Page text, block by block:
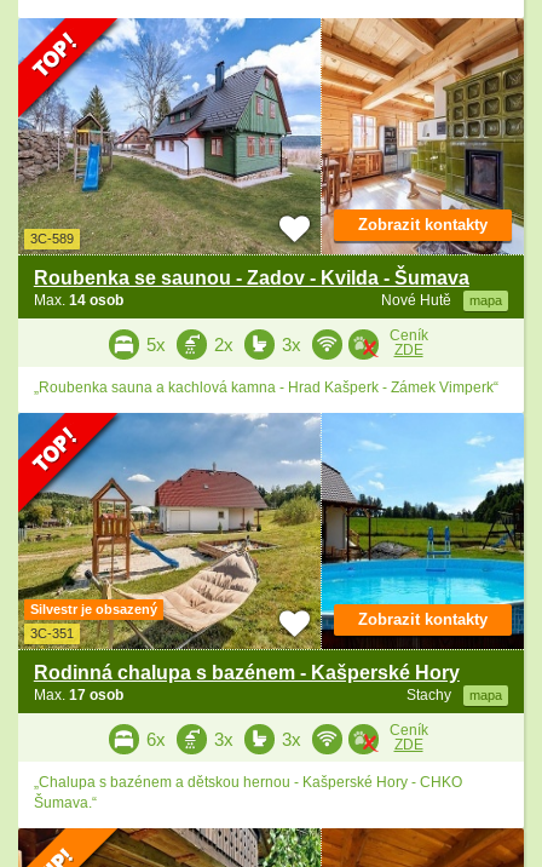
3C-589
Roubenka se saunou - Zadov - Kvilda - Šumava
Nové Hutě mapa
Max. 14 osob
Zobrazit kontakty
5x 2x 3x
Ceník
ZDE
„Roubenka sauna a kachlová kamna - Hrad Kašperk - Zámek Vimperk“
Silvestr je obsazený
3C-351
Rodinná chalupa s bazénem - Kašperské Hory
Stachy mapa
Max. 17 osob
Zobrazit kontakty
6x 3x 3x
Ceník
ZDE
„Chalupa s bazénem a dětskou hernou - Kašperské Hory - CHKO
Šumava.“